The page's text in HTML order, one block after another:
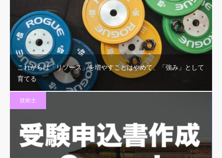
これからは「リソース」を増やすことはやめて、「強み」として
育てる
技術士